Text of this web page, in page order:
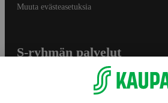
Muuta evästeasetuksia
S-ryhmän palvelut